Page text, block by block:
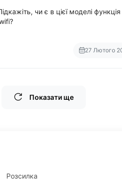
чи є в цієї моделі функція
27 Лютого
Показати ще
Розсилка